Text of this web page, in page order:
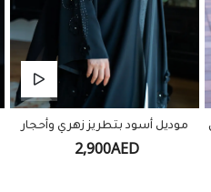
موديل أسود بتطريز زهري وأحجار
2,900AED